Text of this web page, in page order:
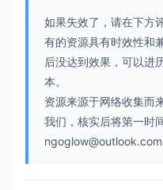
如果失效了，请在下方
有的资源具有时效性和
后没达到效果，可以进
本。
资源来源于网络收集而
我们，核实后将第一时
ngoglow@outlook.com